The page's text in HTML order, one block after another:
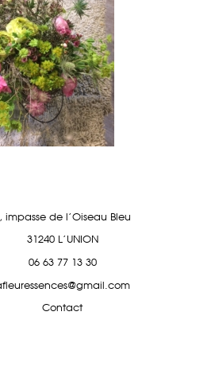
impasse de l'Oiseau Bleu
31240 L'UNION
06 63 77 13 30
Contact